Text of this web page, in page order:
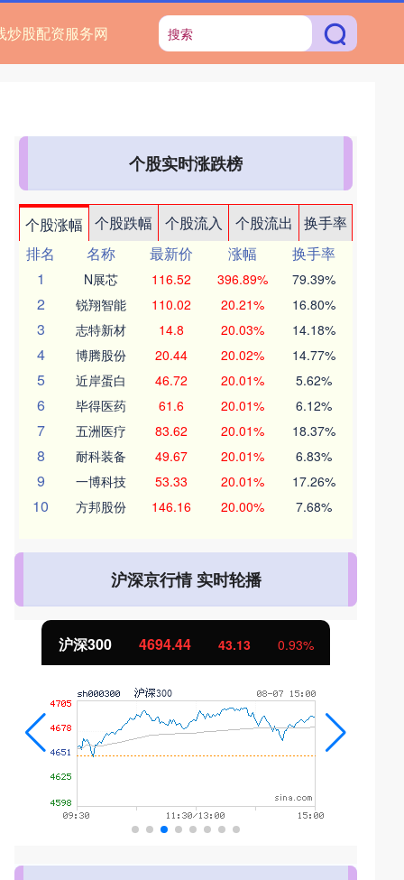
炒股配资服务网
个股实时涨跌榜
个股涨幅 个股跌幅 个股流入 个股流出
换手率
排名
名称 最新价 涨幅
换手率
1
N展芯 116.52 396.89% 79.39%
2 锐翔智能 110.02 20.21% 16.80%
3 志特新材 14.8 20.03% 14.18%
4 博腾股份 20.44 20.02% 14.77%
5 近岸蛋白 46.72 20.01% 5.62%
6 毕得医药 61.6 20.01% 6.12%
7 五洲医疗 83.62 20.01% 18.37%
8 耐科装备 49.67 20.01% 6.83%
9 一博科技 53.33 20.01% 17.26%
10 方邦股份 146.16 20.00% 7.68%
沪深京行情 实时轮播
沪深300 4694.44 43.13 0.93%